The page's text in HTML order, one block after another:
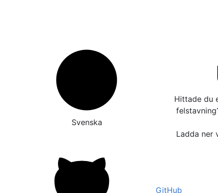
Svenska
Hittade du
Ladda ner
GitHub